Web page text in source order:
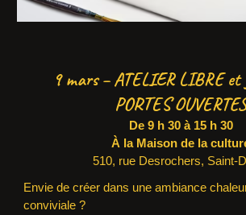
9 mars – ATELIER LIBRE et
PORTES OUVERTES
De 9 h 30 à 15 h 30
À la Maison de la
510, rue Desrochers, Saint-
Envie de créer dans une ambiance
conviviale ?